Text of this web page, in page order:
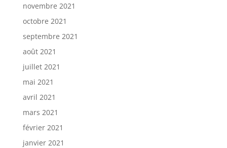
novembre 2021
octobre 2021
septembre 2021
août 2021
juillet 2021
mai 2021
avril 2021
mars 2021
février 2021
janvier 2021